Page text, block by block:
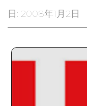
日: 2008年1月2日